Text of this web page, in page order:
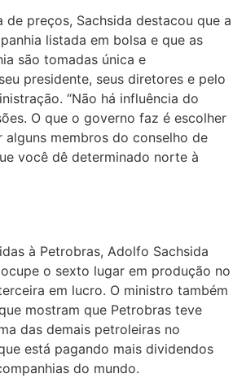
preços, Sachsida destacou que a
listada em bolsa e que as
são tomadas única e
presidente, seus diretores e pelo
“Não há influência do
O que o governo faz é escolher
membros do conselho de
você dê determinado norte à
à Petrobras, Adolfo Sachsida
o sexto lugar em produção no
em lucro. O ministro também
mostram que Petrobras teve
das demais petroleiras no
está pagando mais dividendos
do mundo.